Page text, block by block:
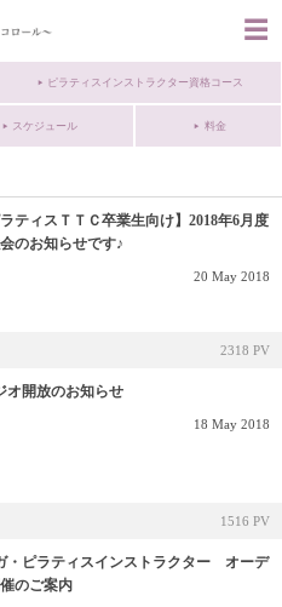
ピラティスインストラクター資格コース
スケジュール 料金
ラティスＴＴＣ卒業生向け】2018年6月度
のお知らせです♪
20 May 2018
2318 PV
開放のお知らせ
18 May 2018
1516 PV
ピラティスインストラクター オーデ
のご案内